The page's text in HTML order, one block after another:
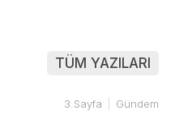
TÜM YAZILARI
3.Sayfa Gündem